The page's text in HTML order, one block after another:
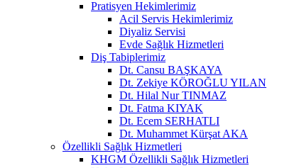
Pratisyen Hekimlerimiz
Acil Servis Hekimlerimiz
Diyaliz Servisi
Evde Sağlık Hizmetleri
Diş Tabiplerimiz
Dt. Cansu BAŞKAYA
Dt. Zekiye KÖROĞLU YILAN
Dt. Hilal Nur TINMAZ
Dt. Fatma KIYAK
Dt. Ecem SERHATLI
Dt. Muhammet Kürşat AKA
Özellikli Sağlık Hizmetleri
KHGM Özellikli Sağlık Hizmetleri